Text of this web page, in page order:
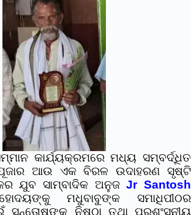
କାର୍ଯ୍ୟକ୍ରମରେ ମଧ୍ୟ ସମ୍ବର୍ଦ୍ଧିତ
ଆଉ ଏକ ବିରଳ ଉଦାହରଣ ସୃଷ୍ଟି
ଯୁବ ସାମ୍ବାଦିକ ଅନୁଜJr Santosh
ମଧୁବାବୁଙ୍କ ସମାଧିପୀଠର
ସନ୍ତୋଷଙ୍କ ନିଷ୍ଠା ତଥା ପ୍ରଶଂସନୀୟ